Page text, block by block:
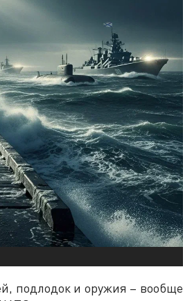
подлодок и оружия – вообще